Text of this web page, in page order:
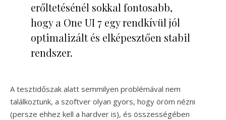
erőltetésénél sokkal fontosabb,
hogy a One UI 7 egy rendkívül jól
optimalizált és elképesztően stabil
rendszer.
A tesztidőszak alatt semmilyen problémával nem
találkoztunk, a szoftver olyan gyors, hogy öröm nézni
(persze ehhez kell a hardver is), és összességében